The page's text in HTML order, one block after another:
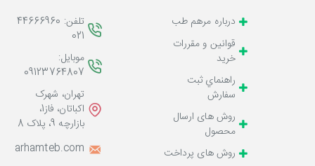
درباره مرهم طب
قوانين و مقررات
خرید
راهنماي ثبت
سفارش
روش های ارسال
محصول
روش های پرداخت
تلفن: 44666960
021
موبایل:
09123764807
تهران، شهرک
اکباتان، فاز1،
بازارچه 9، پلاک 8